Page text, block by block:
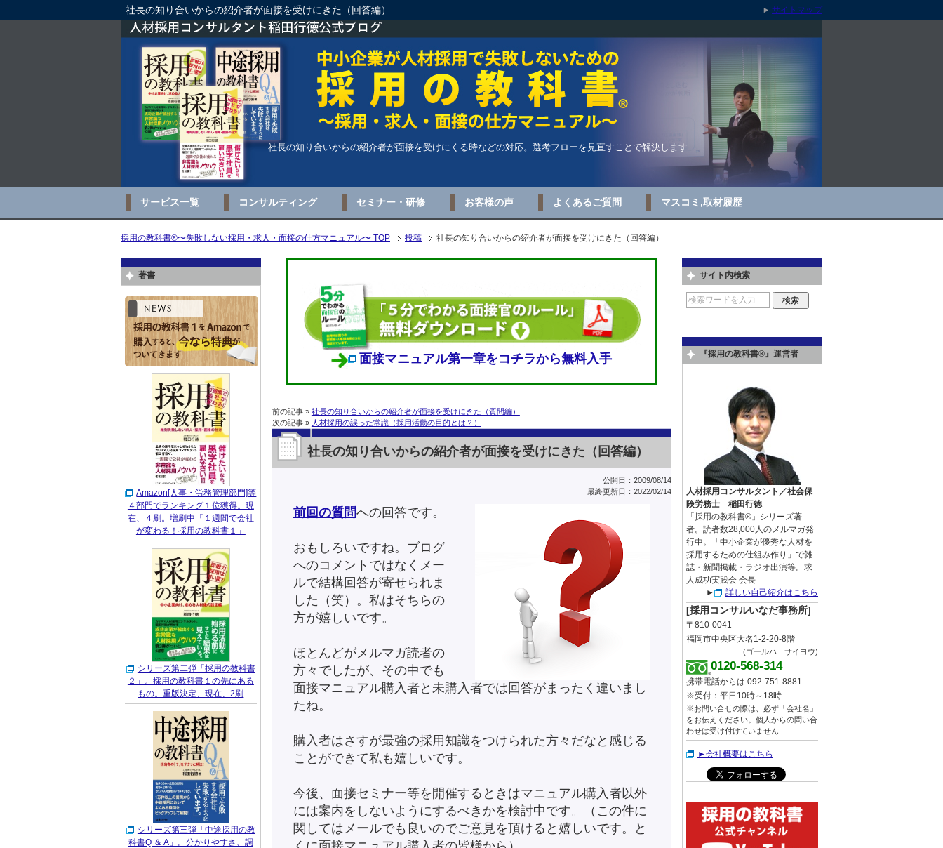
社長の知り合いからの紹介者が面接を受けにきた（回答編）
社長の知り合いからの紹介者が面接を受けにくる時などの対応。選考フローを見直すことで解決します
サービス一覧 コンサルティング セミナー・研修 お客様の声 よくあるご質問 マスコミ,取材履歴
採用の教科書®〜失敗しない採用・求人・面接の仕方マニュアル〜 TOP 投稿 社長の知り合いからの紹介者が面接を受けにきた（回答編）
面接マニュアル第一章をコチラから無料入手
前の記事 » 社長の知り合いからの紹介者が面接を受けにきた（質問編）
次の記事 » 人材採用の誤った常識（採用活動の目的とは？）
社長の知り合いからの紹介者が面接を受けにきた（回答編）
公開日：2009/08/14
最終更新日：2022/02/14
前回の質問への回答です。
おもしろいですね。ブログ
へのコメントではなくメー
ルで結構回答が寄せられま
した（笑）。私はそちらの
方が嬉しいです。
ほとんどがメルマガ読者の
方々でしたが、その中でも
面接マニュアル購入者と未購入者では回答がまったく違いまし
たね。
購入者はさすが最強の採用知識をつけられた方々だなと感じる
ことができて私も嬉しいです。
今後、面接セミナー等を開催するときはマニュアル購入者以外
には案内をしないようにするべきかを検討中です。（この件に
関してはメールでも良いのでご意見を頂けると嬉しいです。と
著書
Amazon[人事・労務管理部門]等
４部門でランキング１位獲得。現
在、４刷。増刷中「１週間で会社
が変わる！採用の教科書１」
シリーズ第二弾「採用の教科書
２」。採用の教科書１の先にある
もの。重版決定、現在、2刷
シリーズ第三弾「中途採用の教
科書Q ＆ A」。分かりやすさ、調
サイト内検索
『採用の教科書®』運営者
人材採用コンサルタント／社会保
険労務士 稲田行徳
「採用の教科書®」シリーズ著
者。読者数28,000人のメルマガ発
行中。「中小企業が優秀な人材を
採用するための仕組み作り」で雑
誌・新聞掲載・ラジオ出演等。求
人成功実践会 会長
►
詳しい自己紹介はこちら
[採用コンサルいなだ事務所]
〒810-0041
福岡市中央区大名1-2-20-8階
(ゴールハ サイヨウ)
0120-568-314
携帯電話からは 092-751-8881
※受付：平日10時～18時
※お問い合せの際は、必ず「会社名」
をお伝えください。個人からの問い合
わせは受け付けていません
►会社概要はこちら
サイトマップ